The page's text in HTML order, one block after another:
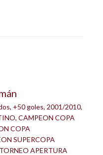
, +50 goles, 2001/2010,
, CAMPEON COPA
COPA
SUPERCOPA
APERTURA